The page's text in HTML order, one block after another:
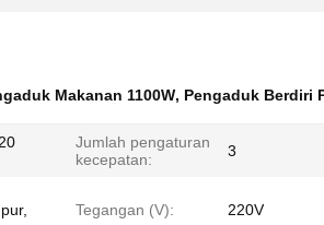
Makanan 1100W, Pengaduk Berdiri
Jumlah pengaturan
kecepatan:
3
Tegangan (V): 220V